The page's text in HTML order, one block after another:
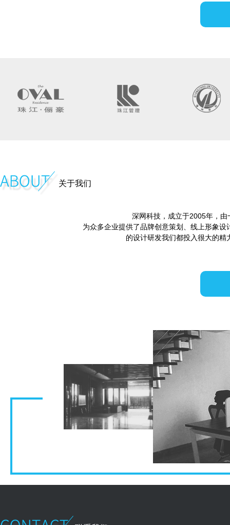
关于我们
深网科技，成立于2005年，
为众多企业提供了品牌创意策划、线上形象
的设计研发我们都投入很大的